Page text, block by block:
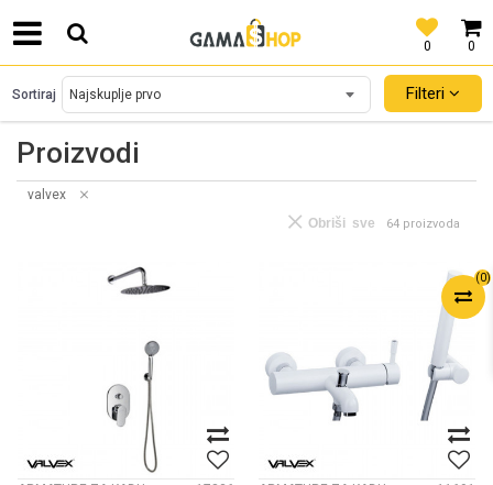
0
0
SIGURNO PLAĆANJE PLATNIM KARTICAMA!
(0)
Proizvodi
Sortiraj Filteri
valvex
64 proizvoda
Obriši sve